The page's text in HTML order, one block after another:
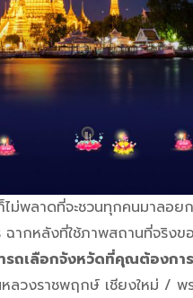
ไม่พลาดที่จะชวนทุกคนมาลอ
ากหลังที่ใช้ภาพสถานที่จริง
ารถเลือกจังหวัดที่คุณต้องกา
วงราชพฤกษ์ เชียงใหม่ / พ